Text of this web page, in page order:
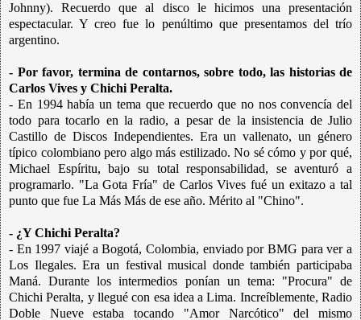
Johnny). Recuerdo que al disco le hicimos una presentación
espectacular. Y creo fue lo penúltimo que presentamos del trío
argentino.
- Por favor, termina de contarnos, sobre todo, las historias de
Carlos Vives y Chichi Peralta.
- En 1994 había un tema que recuerdo que no nos convencía del
todo para tocarlo en la radio, a pesar de la insistencia de Julio
Castillo de Discos Independientes. Era un vallenato, un género
típico colombiano pero algo más estilizado. No sé cómo y por qué,
Michael Espíritu, bajo su total responsabilidad, se aventuró a
programarlo. "La Gota Fría" de Carlos Vives fué un exitazo a tal
punto que fue La Más Más de ese año. Mérito al "Chino".
- ¿Y Chichi Peralta?
- En 1997 viajé a Bogotá, Colombia, enviado por BMG para ver a
Los Ilegales. Era un festival musical donde también participaba
Maná. Durante los intermedios ponían un tema: "Procura" de
Chichi Peralta, y llegué con esa idea a Lima. Increíblemente, Radio
Doble Nueve estaba tocando "Amor Narcótico" del mismo